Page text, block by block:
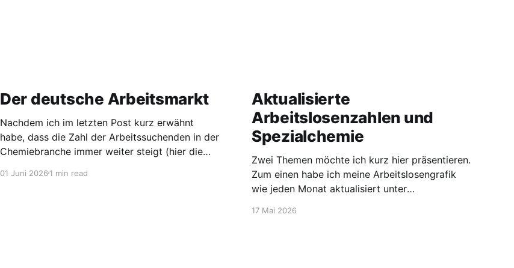
Der deutsche Arbeitsmarkt
Nachdem ich im letzten Post kurz erwähnt
habe, dass die Zahl der Arbeitssuchenden in der
Chemiebranche immer weiter steigt (hier die
den gesamten Arbeitsmarkt werfen. Laut
01 Juni 20261 min read
Aktualisierte
Arbeitslosenzahlen und
Spezialchemie
Zwei Themen möchte ich kurz hier präsentieren.
Zum einen habe ich meine Arbeitslosengrafik
wie jeden Monat aktualisiert unter
chemiker.de/arbeitslose-chemiker/. Und die
17 Mai 2026